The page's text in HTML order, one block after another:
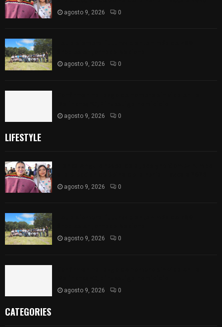
agosto 9, 2026 0
agosto 9, 2026 0
agosto 9, 2026 0
LIFESTYLE
agosto 9, 2026 0
agosto 9, 2026 0
agosto 9, 2026 0
CATEGORIES